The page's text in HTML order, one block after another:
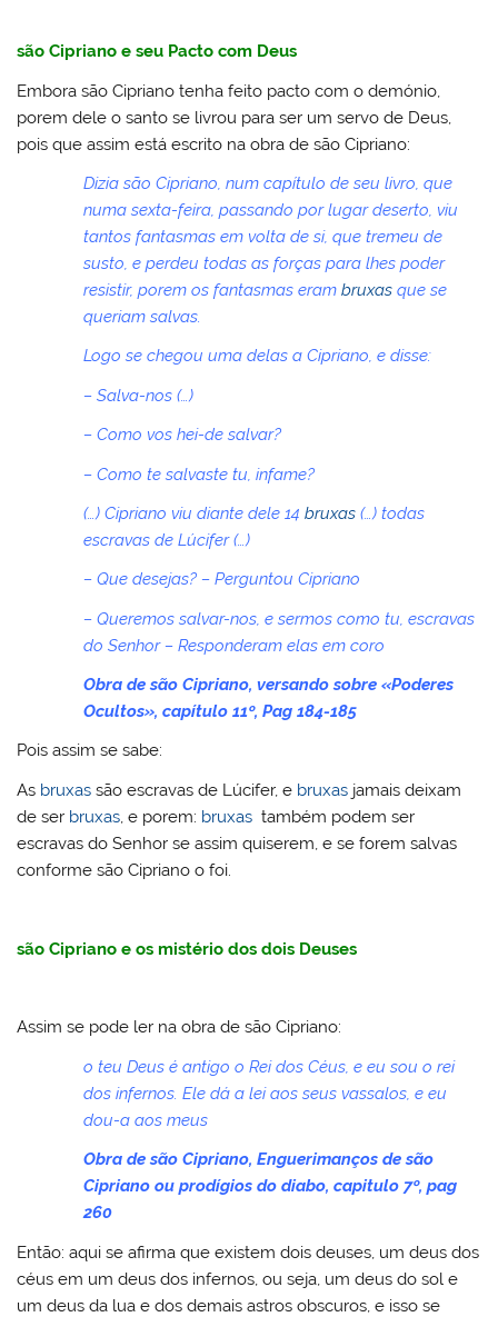
são Cipriano e seu Pacto com Deus
Embora são Cipriano tenha feito pacto com o demónio,
porem dele o santo se livrou para ser um servo de Deus,
pois que assim está escrito na obra de são Cipriano:
Dizia são Cipriano, num capítulo de seu livro, que
numa sexta-feira, passando por lugar deserto, viu
tantos fantasmas em volta de si, que tremeu de
susto, e perdeu todas as forças para lhes poder
resistir, porem os fantasmas erambruxas que se
queriam salvas.
Logo se chegou uma delas a Cipriano, e disse:
– Salva-nos (…)
– Como vos hei-de salvar?
– Como te salvaste tu, infame?
(…) Cipriano viu diante dele 14bruxas (…) todas
escravas de Lúcifer (…)
– Que desejas? – Perguntou Cipriano
– Queremos salvar-nos, e sermos como tu, escravas
do Senhor – Responderam elas em coro
Obra de são Cipriano, versando sobre «Poderes
Ocultos», capítulo 11º, Pag 184-185
Pois assim se sabe:
As bruxas são escravas de Lúcifer, e bruxas jamais deixam
de ser bruxas, e porem: bruxas também podem ser
escravas do Senhor se assim quiserem, e se forem salvas
conforme são Cipriano o foi.
são Cipriano e os mistério dos dois Deuses
Assim se pode ler na obra de são Cipriano:
o teu Deus é antigo o Rei dos Céus, e eu sou o rei
dos infernos. Ele dá a lei aos seus vassalos, e eu
dou-a aos meus
Obra de são Cipriano, Enguerimanços de são
Cipriano ou prodígios do diabo, capitulo 7º, pag
260
Então: aqui se afirma que existem dois deuses, um deus dos
céus em um deus dos infernos, ou seja, um deus do sol e
um deus da lua e dos demais astros obscuros, e isso se